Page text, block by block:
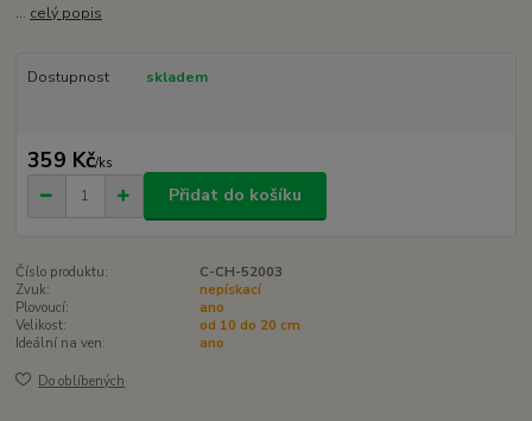
... celý popis
Dostupnost skladem
359 Kč/ks
Přidat do košíku
Číslo produktu:
C-CH-52003
Zvuk:
nepískací
Plovoucí:
ano
Velikost:
od 10 do 20 cm
Ideální na ven:
ano
Do oblíbených